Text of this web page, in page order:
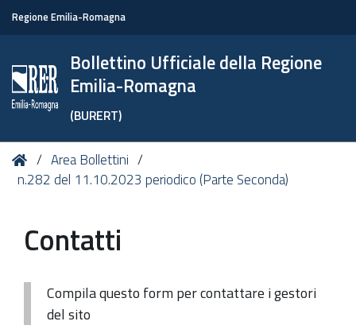
Regione Emilia-Romagna
Bollettino Ufficiale della Regione
Emilia-Romagna
(BURERT)
Tu
sei
HomeArea Bollettini
n.282 del 11.10.2023 periodico (Parte Seconda)
Contatti
Compila questo form per contattare i gestori
del sito